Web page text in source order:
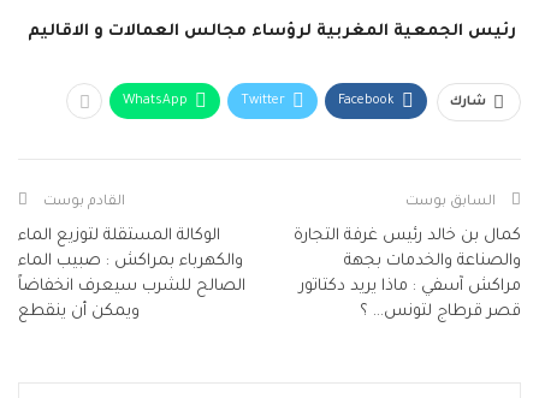
رئيس الجمعية المغربية لرؤساء مجالس العمالات و الاقاليم
شارك Facebook
Twitter
WhatsApp
السابق بوست
كمال بن خالد رئيس غرفة التجارة
والصناعة والخدمات بجهة
مراكش آسفي : ماذا يريد دكتاتور
قصر قرطاج لتونس… ؟
القادم بوست
الوكالة المستقلة لتوزيع الماء
والكهرباء بمراكش : صبيب الماء
الصالح للشرب سيعرف انخفاضاً
ويمكن أن ينقطع